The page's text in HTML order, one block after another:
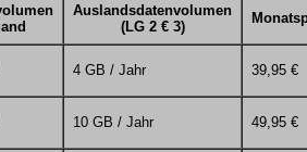
Auslandsdatenvolumen
(LG 2 € 3)
4 GB / Jahr 39,95 €
10 GB / Jahr 49,95 €